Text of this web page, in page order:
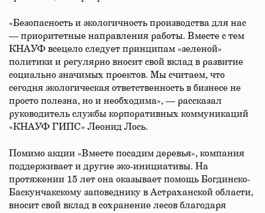
«Безопасность и экологичность производства для нас
— приоритетные направления работы. Вместе с тем
КНАУФ всецело следует принципам «зеленой»
политики и регулярно вносит свой вклад в развитие
социально значимых проектов. Мы считаем, что
сегодня экологическая ответственность в бизнесе не
просто полезна, но и необходима», — рассказал
руководитель службы корпоративных коммуникаций
«КНАУФ ГИПС» Леонид Лось.
Помимо акции «Вместе посадим деревья», компания
поддерживает и другие эко-инициативы. На
протяжении 15 лет она оказывает помощь Богдинско-
Баскунчакскому заповеднику в Астраханской области,
вносит свой вклад в сохранение лесов благодаря